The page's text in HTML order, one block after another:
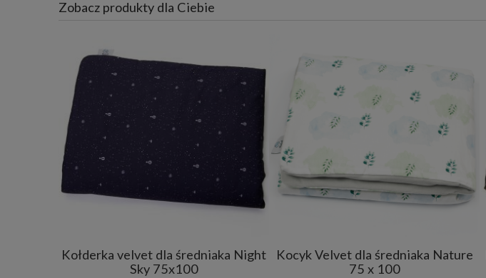
Zobacz produkty dla Ciebie
Kołderka velvet dla średniaka Night
Sky 75x100
Kocyk Velvet dla średniaka Nature
75 x 100